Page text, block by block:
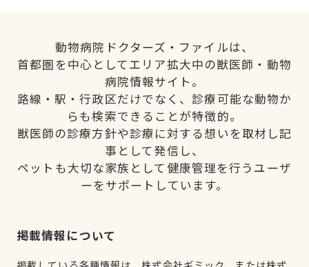
動物病院ドクターズ・ファイルは、
首都圏を中心としてエリア拡大中の獣医師・動物
病院情報サイト。
路線・駅・行政区だけでなく、診療可能な動物か
らも検索できることが特徴的。
獣医師の診療方針や診療に対する想いを取材し記
事として発信し、
ペットも大切な家族として健康管理を行うユーザ
ーをサポートしています。
掲載情報について